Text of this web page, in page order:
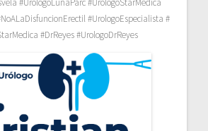
#UrologoLunaParc #UrologoStarMedica
#UrologoEspecialista #
#DrReyes #UrologoDrReyes